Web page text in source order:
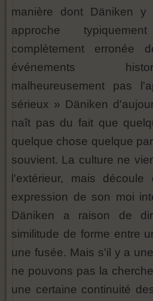
manière dont Däniken y
approche
complètement erronée
événements
malheureusement pas
sérieux » Däniken
naît pas du fait que
quelque chose quelque
souvient. La culture ne
l'extérieur, mais
expression de son moi
Däniken a raison de
similitude de forme entre
une fusée. Mais s'il y a
ne pouvons pas la
une certaine continuité